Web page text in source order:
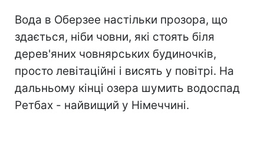
Вода в Оберзее настільки прозора, що
здається, ніби човни, які стоять біля
дерев'яних човнярських будиночків,
просто левітаційні і висять у повітрі. На
дальньому кінці озера шумить водоспад
Ретбах - найвищий у Німеччині.